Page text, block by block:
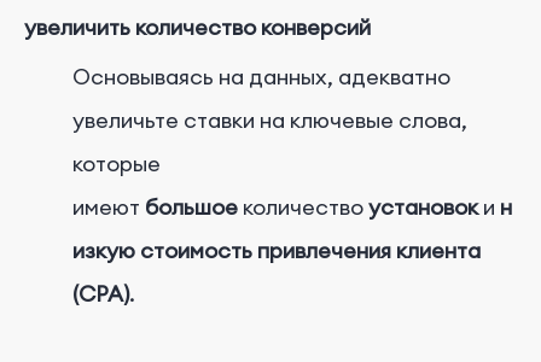
увеличить количество конверсий
Основываясь на данных, адекватно
увеличьте ставки на ключевые слова,
которые
имеют большое количествоустановоки н
изкую стоимость привлечения клиента
(CPA).